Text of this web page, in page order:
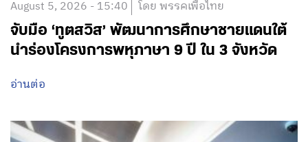
August 5, 2026 - 15:40 โดย พรรคเพื่อไทย
จับมือ ‘ทูตสวิส’ พัฒนาการศึกษาชายแดนใต้
นำร่องโครงการพหุภาษา 9 ปี ใน 3 จังหวัด
อ่านต่อ